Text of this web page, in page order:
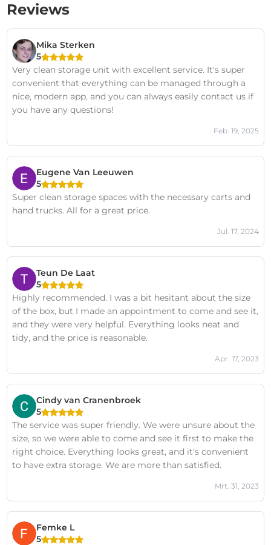
Reviews
Mika Sterken
5
Very clean storage unit with excellent service. It's super
convenient that everything can be managed through a
nice, modern app, and you can always easily contact us if
you have any questions!
Feb. 19, 2025
Eugene Van Leeuwen
5
Super clean storage spaces with the necessary carts and
hand trucks. All for a great price.
Jul. 17, 2024
Teun De Laat
5
Highly recommended. I was a bit hesitant about the size
of the box, but I made an appointment to come and see it,
and they were very helpful. Everything looks neat and
tidy, and the price is reasonable.
Apr. 17, 2023
Cindy van Cranenbroek
5
The service was super friendly. We were unsure about the
size, so we were able to come and see it first to make the
right choice. Everything looks great, and it's convenient
to have extra storage. We are more than satisfied.
Mrt. 31, 2023
Femke L
5